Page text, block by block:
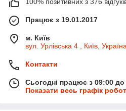
Працює з 19.01.2017
м. Київ
вул. Урлівська 4 , Київ, Україна
Контакти
Сьогодні працює з 09:00 до
Показати весь графік